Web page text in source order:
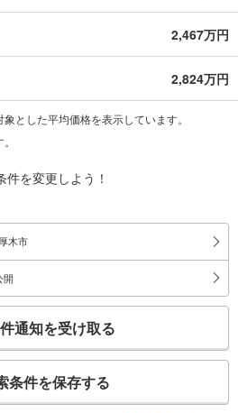
2,467万円
2,824万円
とした平均価格を表示しています。
件を変更しよう！
木市
開
通知を受け取る
条件を保存する